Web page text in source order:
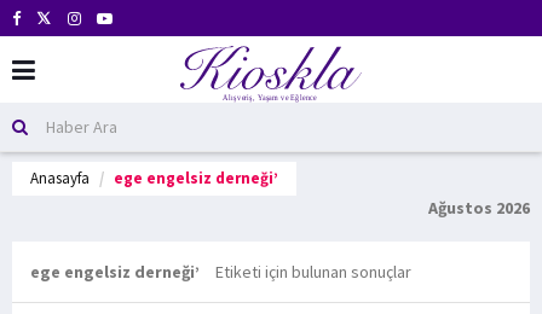
Anasayfa ege engelsiz derneği’
Ağustos 2026
ege engelsiz derneği’ Etiketi için bulunan sonuçlar